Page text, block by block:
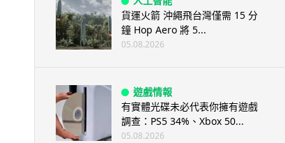
貨運火箭 沖繩飛台灣僅需 15 分
鐘 Hop Aero 將 5...
05.08.2026
遊戲情報
有實體光碟未必代表你擁有遊戲
調查：PS5 34%、Xbox 50...
05.08.2026